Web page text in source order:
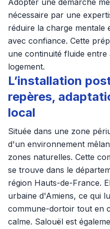
Adopter une démarche
nécessaire par une
réduire la charge mentale
avec confiance. Cette
une continuité fluide
logement.
L’installation
repères,
local
Située dans une zone
d'un environnement
zones naturelles. Cette
se trouve dans le
région Hauts-de-France.
urbaine d'Amiens, ce qui
commune-dortoir tout en
calme. Salouël est